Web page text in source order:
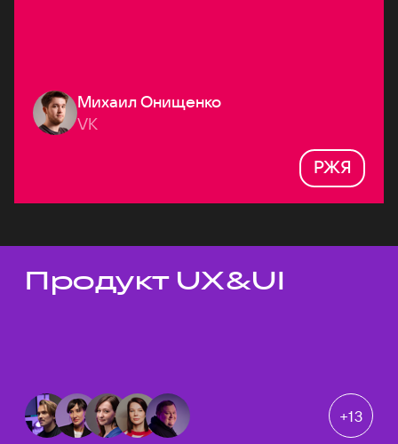
Михаил Онищенко
VK
РЖЯ
Темы докладов
Продукт UX&UI
+13